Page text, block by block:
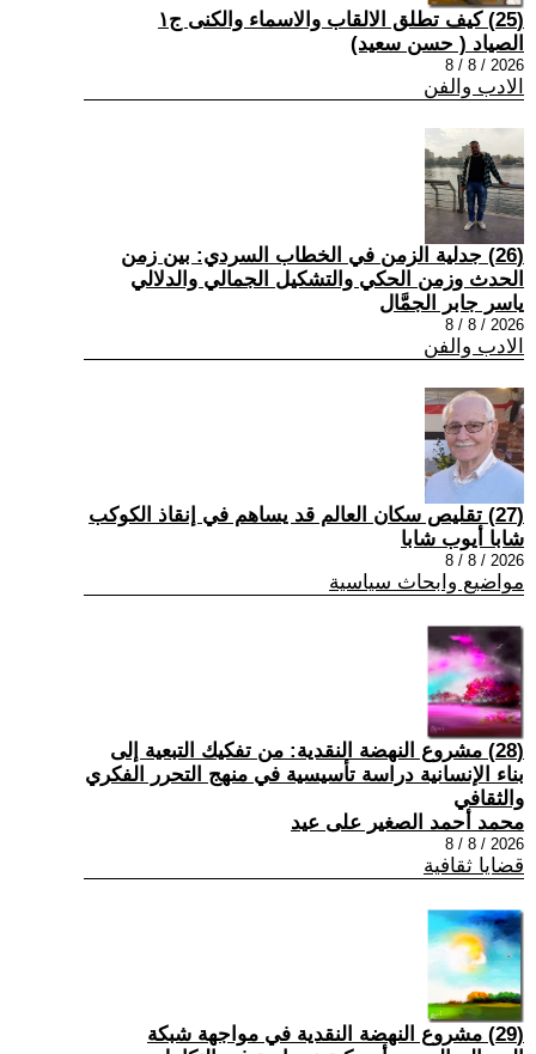
(25) كيف تطلق الالقاب والاسماء والكنى ج١
الصياد ‏( حسن سعيد‏)
2026 / 8 / 8
الادب والفن
(26) جدلية الزمن في الخطاب السردي: بين زمن
الحدث وزمن الحكي والتشكيل الجمالي والدلالي
ياسر جابر الجمَّال
2026 / 8 / 8
الادب والفن
(27) تقليص سكان العالم قد يساهم في إنقاذ الكوكب
شابا أيوب شابا
2026 / 8 / 8
مواضيع وابحاث سياسية
(28) مشروع النهضة النقدية: من تفكيك التبعية إلى
بناء الإنسانية دراسة تأسيسية في منهج التحرر الفكري
والثقافي
محمد أحمد الصغير على عيد
2026 / 8 / 8
قضايا ثقافية
(29) مشروع النهضة النقدية في مواجهة شبكة